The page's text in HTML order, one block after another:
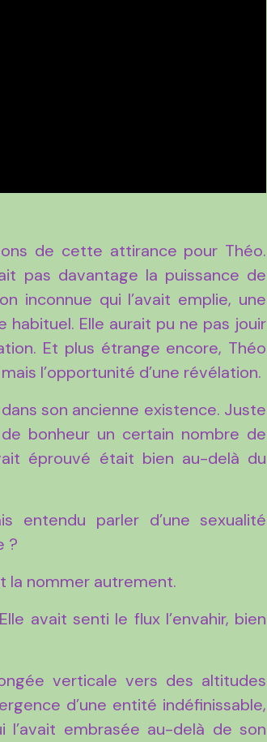
de cette attirance pour Théo.
pas davantage la puissance de
inconnue qui l’avait emplie, une
habituel. Elle aurait pu ne pas jouir
Et plus étrange encore, Théo
l’opportunité d’une révélation.
son ancienne existence. Juste
bonheur un certain nombre de
éprouvé était bien au-delà du
entendu parler d’une sexualité
?
la nommer autrement.
avait senti le flux l’envahir, bien
verticale vers des altitudes
d’une entité indéfinissable,
l’avait embrasée au-delà de son